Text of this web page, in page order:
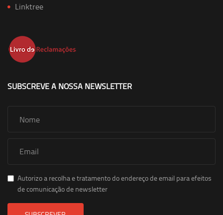
Linktree
SUBSCREVE A NOSSA NEWSLETTER
Autorizo a recolha e tratamento do endereço de email para efeitos
de comunicação de newsletter